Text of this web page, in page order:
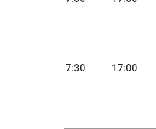
7:30 17:00